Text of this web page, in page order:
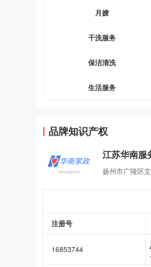
月嫂
干洗服务
保洁清洗
生活服务
品牌知识产权
江苏华南服
扬州市广陵区
注册号
16853744